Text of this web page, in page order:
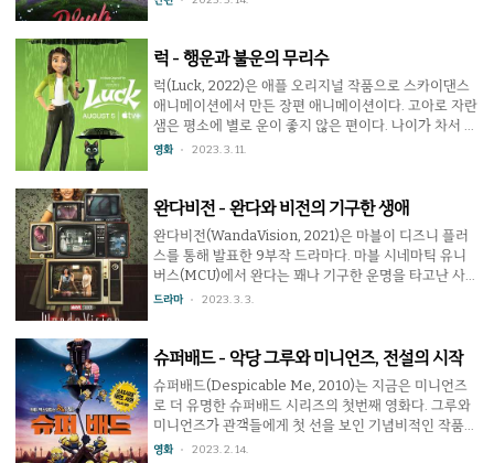
을 듯. 36분의 상영시간인지라 학교 교실에..
다시 숨쉴 수 없게 된 남자는 죽음의 위기에 처한다. 이
작품 속에서 우주비행사와 외계인은 비록 종족이 달라도
서로 지극히 사랑하는 부부다. 사랑으로 구원받은 남성
이 아내의 이른 죽음으로 큰 충격을 받지만 그녀가 남긴
존재로 인해 다시 살 수 있게 된다는 이야기는 비록 배경
이 우주의 외딴 별이라도 충분한 공감대를 이끌어 준다.
럭 - 행운과 불운의 무리수
럭(Luck, 2022)은 애플 오리지널 작품으로 스카이댄스
애니메이션에서 만든 장편 애니메이션이다. 고아로 자란
샘은 평소에 별로 운이 좋지 않은 편이다. 나이가 차서 위
탁가정에서 독립하면서 할 일이 많지만 자신보다는 동생
에 행운을 부르는 힘이 있다는 걸 알게 된 샘은 헤이즐에
게 전해주고 싶었지만 잃어버린다. 행운을 주는 동전을
다시 얻고자 길고양이를 쫓는데 뭔가 좀 이상하다는 것
을 알게 된다. 마음 착한 주인공이 다른 세계로 넘어가 여
러가지 모험을 한 끝에 친구도 만들고 정신적인 성장도
하며 원래의 목적까지 이룬다는 이야기이고 캐릭터 디자
영화 2023. 3. 11.
완다비전 - 완다와 비전의 기구한 생애
완다비전(WandaVision, 2021)은 마블이 디즈니 플러
스를 통해 발표한 9부작 드라마다. 마블 시네마틱 유니
버스(MCU)에서 완다는 꽤나 기구한 운명을 타고난 사람
이다. 어릴 적 단란했던 가족은 전쟁으로 풍비박산이 났
원이 되었지만 울트론과의 싸움에서 오빠도 죽고, 연인
이었던 비전마저 자신의 손으로 죽여야 했는데 타노스는
그녀의 눈 앞에서 비전을 되살려서 다시 죽인다. 그리고
완다는 어느날 1950년대 TV 드라마 풍의 영상으로 모습
을 드러낸다. 이 완다비전은 꽤 흥미로운 시도들이 많이
들어간 작품이다. 특히 각 시대별 TV 시트콤 풍으로 매
드라마 2023. 3. 3.
슈퍼배드 - 악당 그루와 미니언즈, 전설의 시작
슈퍼배드(Despicable Me, 2010)는 지금은 미니언즈
로 더 유명한 슈퍼배드 시리즈의 첫번째 영화다. 그루와
미니언즈가 관객들에게 첫 선을 보인 기념비적인 작품이
자 제작사인 일루미네이션 엔터테인먼트의 첫번째 애니
영화 2023. 2. 14.